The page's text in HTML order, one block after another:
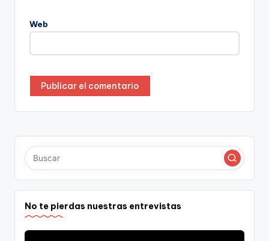
Web
No te pierdas nuestras entrevistas